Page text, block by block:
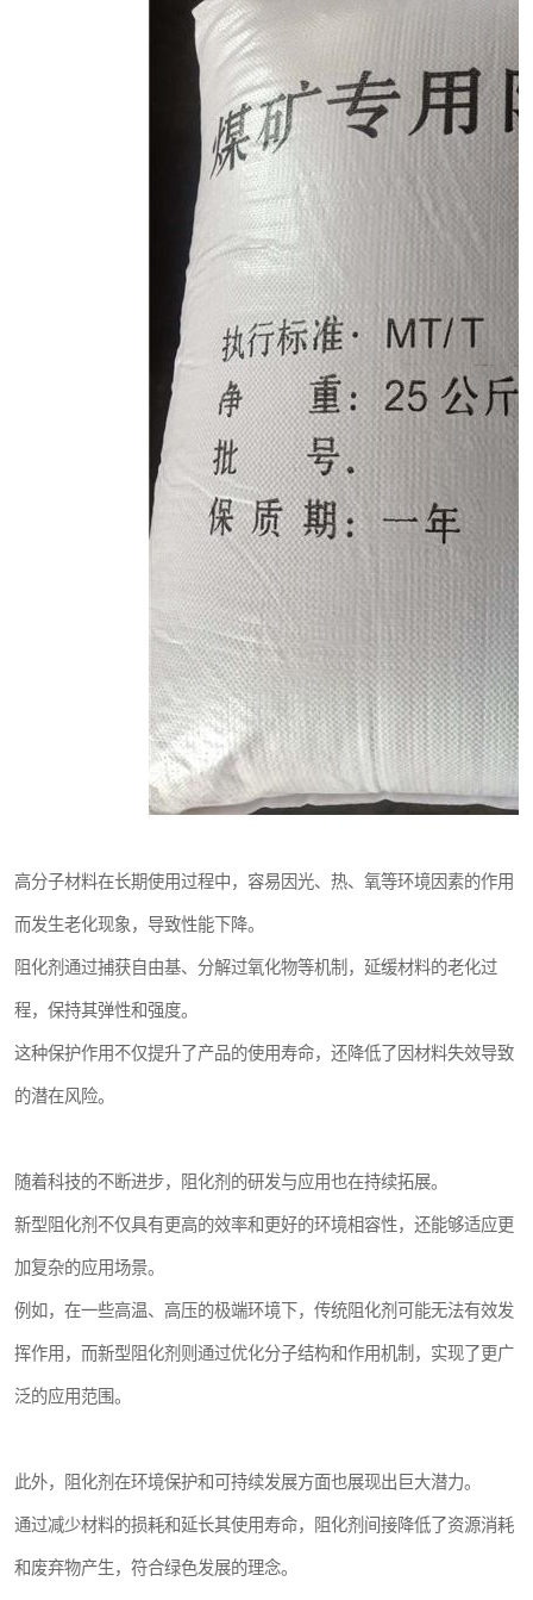
高分子材料在长期使用过程中，容易因光、热、氧等环境因素的作用
而发生老化现象，导致性能下降。
阻化剂通过捕获自由基、分解过氧化物等机制，延缓材料的老化过
程，保持其弹性和强度。
这种保护作用不仅提升了产品的使用寿命，还降低了因材料失效导致
的潜在风险。
随着科技的不断进步，阻化剂的研发与应用也在持续拓展。
新型阻化剂不仅具有更高的效率和更好的环境相容性，还能够适应更
加复杂的应用场景。
例如，在一些高温、高压的极端环境下，传统阻化剂可能无法有效发
挥作用，而新型阻化剂则通过优化分子结构和作用机制，实现了更广
泛的应用范围。
此外，阻化剂在环境保护和可持续发展方面也展现出巨大潜力。
通过减少材料的损耗和延长其使用寿命，阻化剂间接降低了资源消耗
和废弃物产生，符合绿色发展的理念。